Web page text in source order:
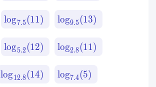
log7.5(11) log9.5(13)
log5.2(12) log2.8(11)
log12.8(14) log7.4(5)